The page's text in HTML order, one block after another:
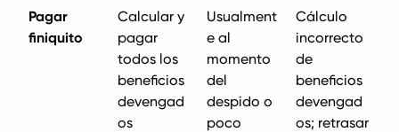
Pagar
finiquito
Calcular y
pagar
todos los
beneficios
devengad
os
Usualment
e al
momento
del
despido o
poco
Cálculo
incorrecto
de
beneficios
devengad
os; retrasar